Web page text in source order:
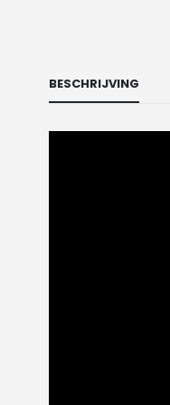
BESCHRIJVING